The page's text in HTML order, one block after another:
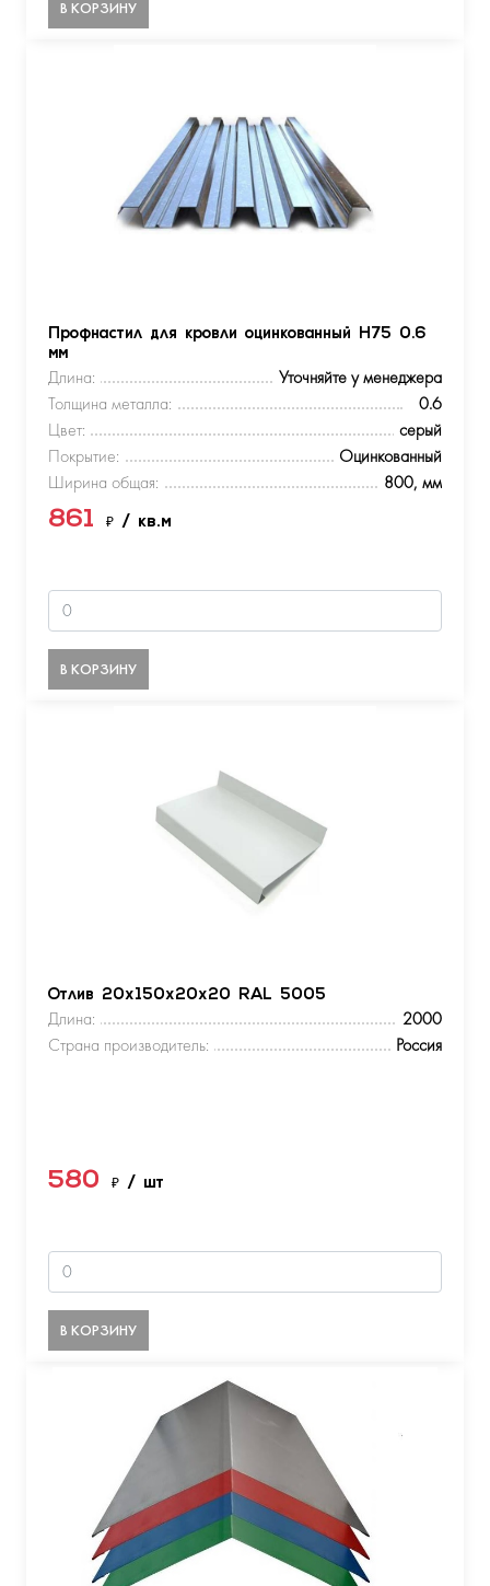
В КОРЗИНУ
Профнастил для кровли оцинкованный Н75 0.6
мм
Длина:
Уточняйте у менеджера
Толщина металла:
0.6
Цвет:
серый
Покрытие:
Оцинкованный
Ширина общая:
800, мм
861 ₽ / кв.м
В КОРЗИНУ
Отлив 20х150х20х20 RAL 5005
Длина:
2000
Страна производитель:
Россия
580 ₽ / шт
В КОРЗИНУ